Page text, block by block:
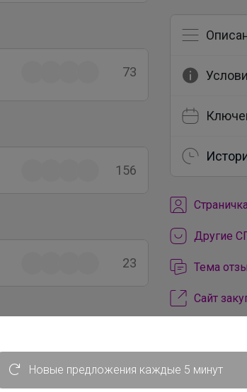
73
156
23
405
Другие
Тема
Сайт
Be Beauty™
Новые предложения каждые 5 минут